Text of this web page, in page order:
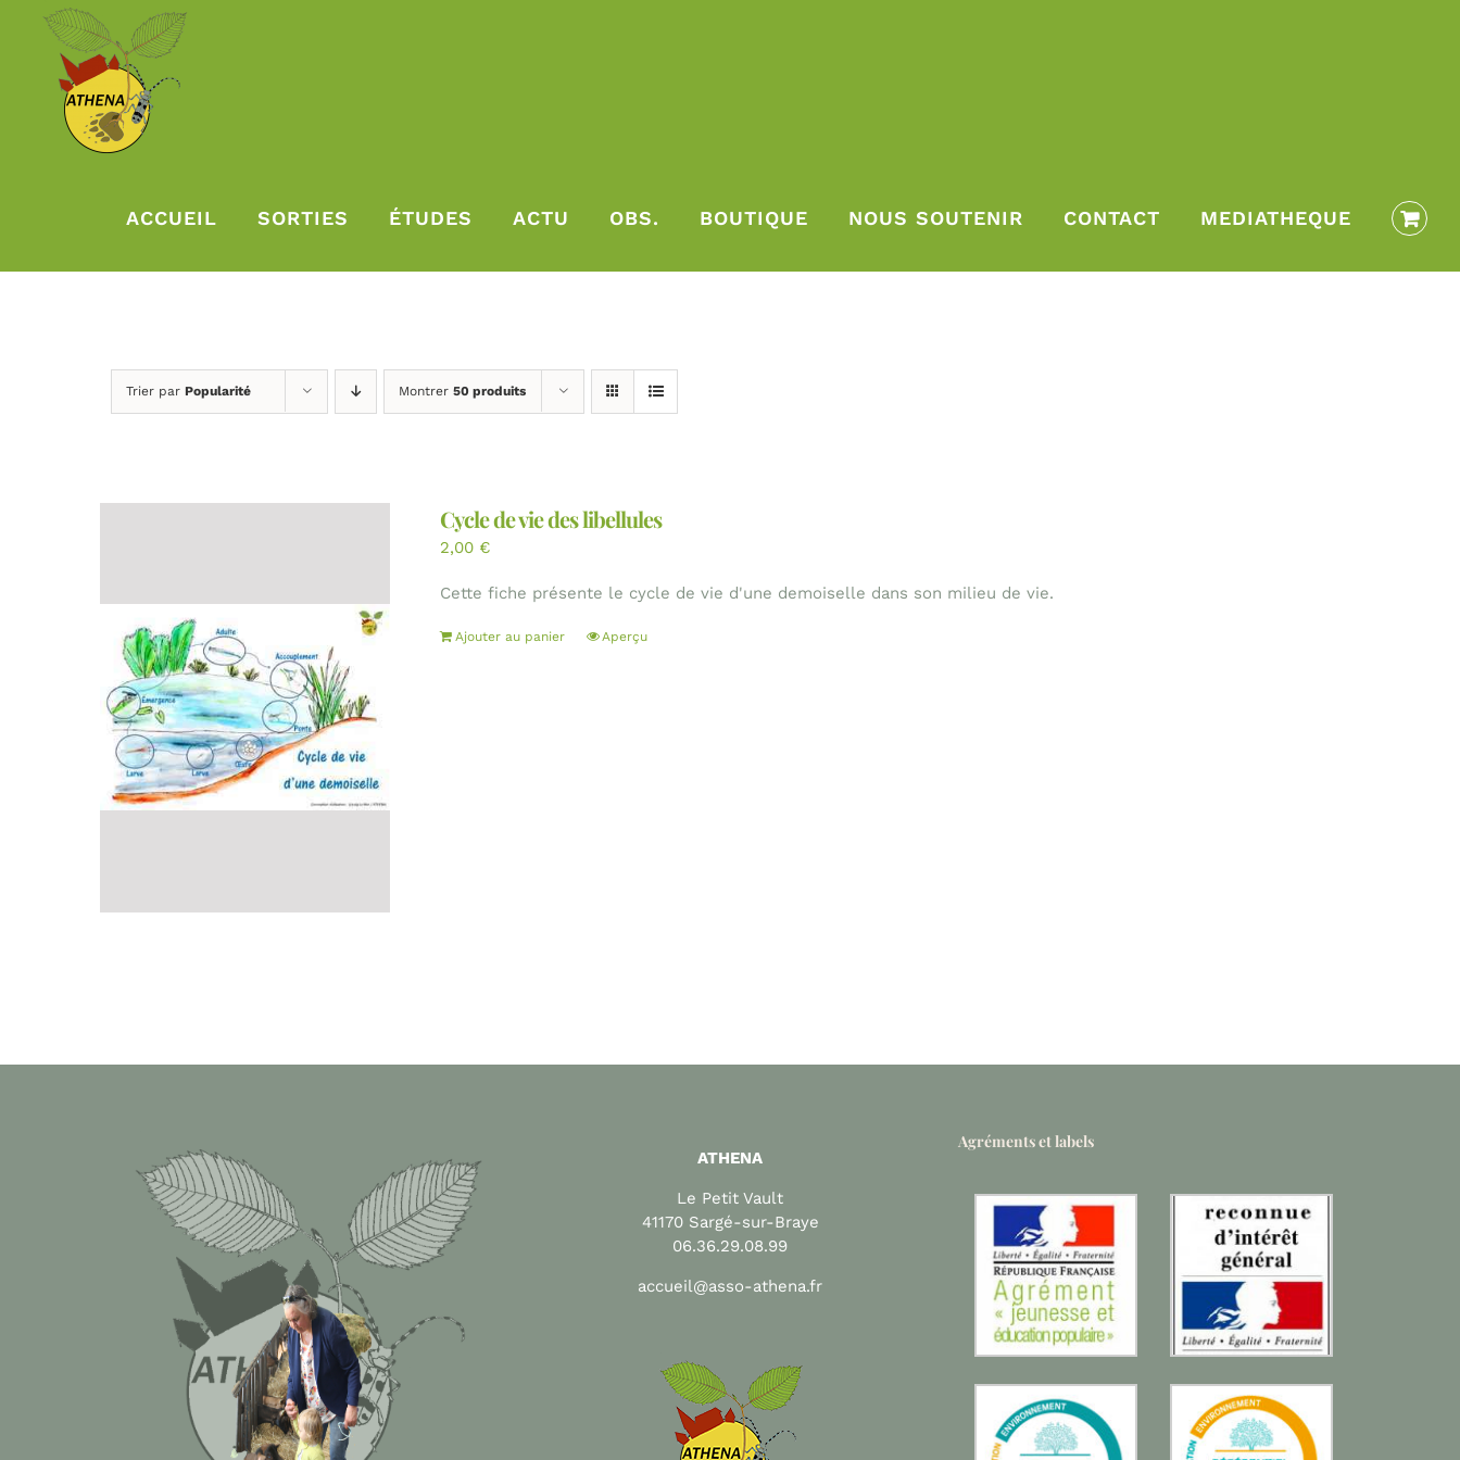
Passer
contenu
ACCUEIL SORTIES ÉTUDES ACTU OBS. BOUTIQUE NOUS SOUTENIR CONTACT MEDIATHEQUE
Trier par Popularité Montrer 50 produits
Cycle de vie des libellules
2,00 €
Cette fiche présente le cycle de vie d'une demoiselle dans son milieu de vie.
Ajouter au panier Aperçu
ATHENA
Le Petit Vault
41170 Sargé-sur-Braye
06.36.29.08.99
accueil@asso-athena.fr
Agréments et labels